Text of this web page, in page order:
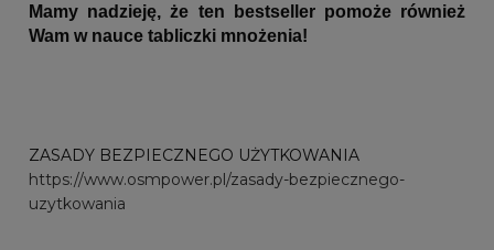
Mamy nadzieję, że ten bestseller pomoże również
Wam w nauce tabliczki mnożenia!
ZASADY BEZPIECZNEGO UŻYTKOWANIA
https://www.osmpower.pl/zasady-bezpiecznego-
uzytkowania